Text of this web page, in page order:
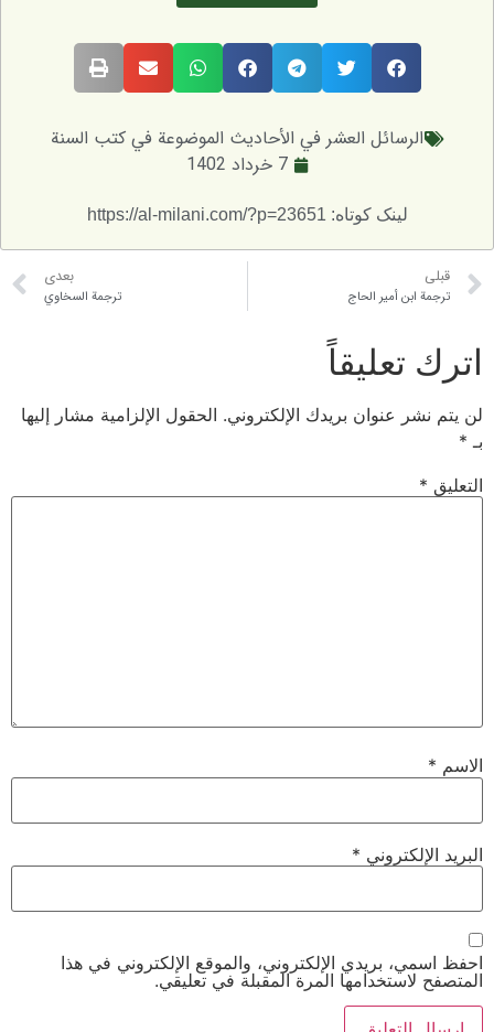
العشر في الأحاديث الموضوعة في كتب السنة
أمير الحاج
عنوان بريدك الإلكتروني. الحقول الإلزامية مشار إليها
*
بريدي الإلكتروني، والموقع الإلكتروني في هذا
المرة المقبلة في تعليقي.